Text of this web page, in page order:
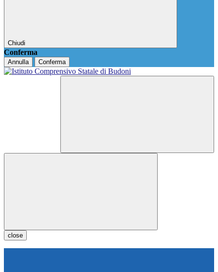
Chiudi
Conferma
Annulla Conferma
close